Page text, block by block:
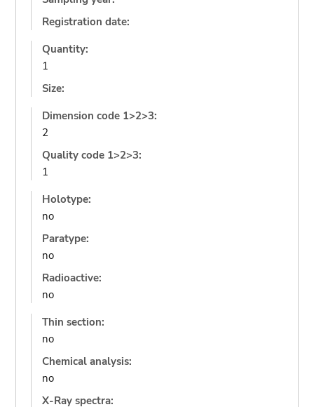
Registration date:
Quantity:
1
Size:
Dimension code 1>2>3:
2
Quality code 1>2>3:
1
Holotype:
no
Paratype:
no
Radioactive:
no
Thin section:
no
Chemical analysis:
no
X-Ray spectra: